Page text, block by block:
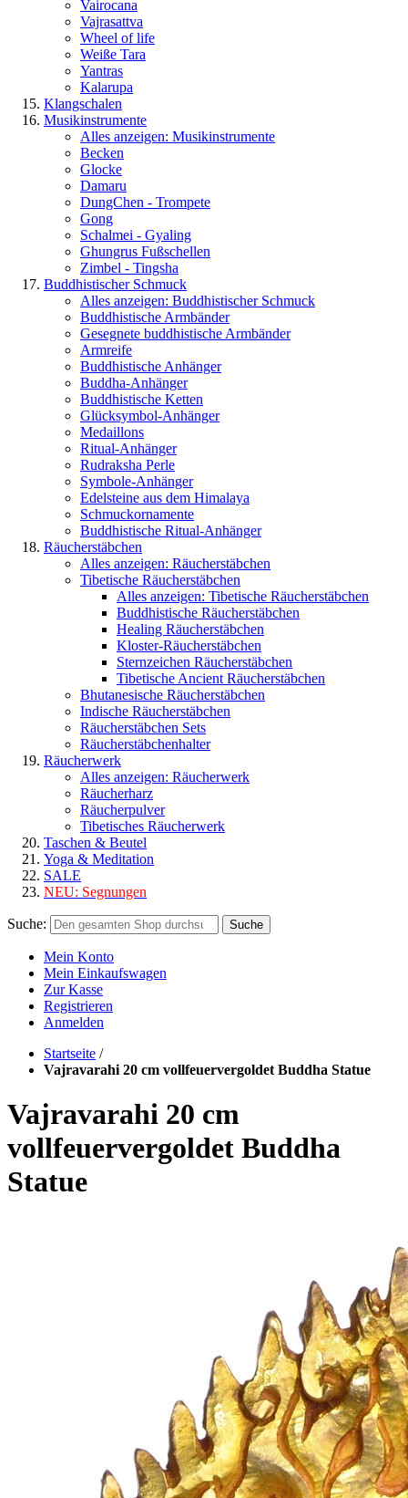
Vairocana
Vajrasattva
Wheel of life
Weiße Tara
Yantras
Kalarupa
Klangschalen
Musikinstrumente
Alles anzeigen: Musikinstrumente
Becken
Glocke
Damaru
DungChen - Trompete
Gong
Schalmei - Gyaling
Ghungrus Fußschellen
Zimbel - Tingsha
Buddhistischer Schmuck
Alles anzeigen: Buddhistischer Schmuck
Buddhistische Armbänder
Gesegnete buddhistische Armbänder
Armreife
Buddhistische Anhänger
Buddha-Anhänger
Buddhistische Ketten
Glücksymbol-Anhänger
Medaillons
Ritual-Anhänger
Rudraksha Perle
Symbole-Anhänger
Edelsteine aus dem Himalaya
Schmuckornamente
Buddhistische Ritual-Anhänger
Räucherstäbchen
Alles anzeigen: Räucherstäbchen
Tibetische Räucherstäbchen
Alles anzeigen: Tibetische Räucherstäbchen
Buddhistische Räucherstäbchen
Healing Räucherstäbchen
Kloster-Räucherstäbchen
Sternzeichen Räucherstäbchen
Tibetische Ancient Räucherstäbchen
Bhutanesische Räucherstäbchen
Indische Räucherstäbchen
Räucherstäbchen Sets
Räucherstäbchenhalter
Räucherwerk
Alles anzeigen: Räucherwerk
Räucherharz
Räucherpulver
Tibetisches Räucherwerk
Taschen & Beutel
Yoga & Meditation
SALE
NEU: Segnungen
Suche: Suche
Mein Konto
Mein Einkaufswagen
Zur Kasse
Registrieren
Anmelden
Startseite /
Vajravarahi 20 cm vollfeuervergoldet Buddha Statue
Vajravarahi 20 cm
vollfeuervergoldet Buddha
Statue